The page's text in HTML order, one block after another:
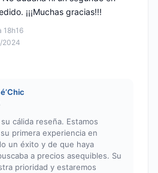
18h16
2024
¡¡¡Muchas gracias!!!
cálida reseña. Estamos
primera experiencia en
un éxito y de que haya
a precios asequibles. Su
prioridad y estaremos